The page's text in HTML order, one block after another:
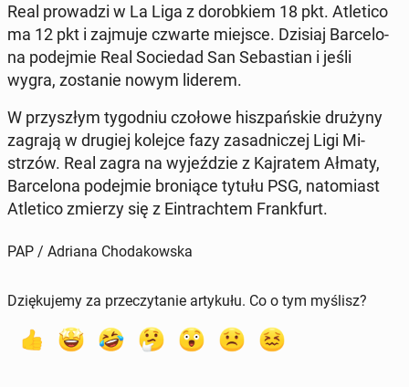
Real pro­wa­dzi w La Liga z do­rob­kiem 18 pkt. Atle­ti­co
ma 12 pkt i zajmuje czwarte miejsce. Dzisiaj Bar­ce­lo­
na po­dej­mie Real So­cie­dad San Se­ba­stian i jeśli
wygra, zo­sta­nie nowym liderem.
W przy­szłym ty­go­dniu czołowe hisz­pań­skie drużyny
zagrają w drugiej kolejce fazy za­sad­ni­czej Ligi Mi­
strzów. Real zagra na wy­jeź­dzie z Kaj­ra­tem Ałmaty,
Bar­ce­lo­na po­dej­mie bro­nią­ce tytułu PSG, na­to­miast
Atle­ti­co zmierzy się z Ein­trach­tem Frank­furt.
PAP / Adriana Chodakowska
Dziękujemy za przeczytanie artykułu. Co o tym myślisz?